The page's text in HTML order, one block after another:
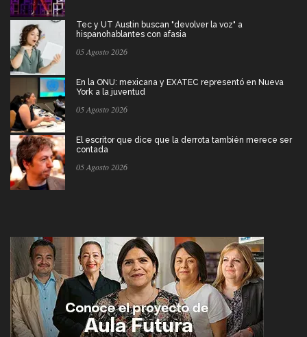
Tec y UT Austin buscan "devolver la voz" a
hispanohablantes con afasia
05 Agosto 2026
En la ONU: mexicana y EXATEC representó en Nueva
York a la juventud
05 Agosto 2026
El escritor que dice que la derrota también merece ser
contada
05 Agosto 2026